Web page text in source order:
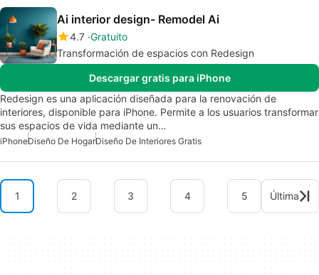
Ai interior design- Remodel Ai
4.7 Gratuito
Transformación de espacios con Redesign
Descargar gratis para iPhone
Redesign es una aplicación diseñada para la renovación de
interiores, disponible para iPhone. Permite a los usuarios transformar
sus espacios de vida mediante un…
iPhoneDiseño De HogarDiseño De Interiores Gratis
1 2 3 4 5 Última